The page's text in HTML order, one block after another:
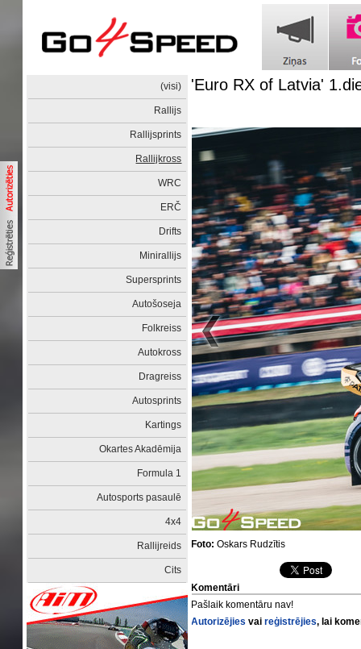
(visi)
Rallijs
Rallijsprints
Rallijkross
WRC
ERČ
Drifts
Minirallijs
Supersprints
Autošoseja
Folkreiss
Autokross
Dragreiss
Autosprints
Kartings
Okartes Akadēmija
Formula 1
Autosports pasaulē
4x4
Rallijreids
Cits
'Euro RX of Latvia'
Foto: Oskars Rudzītis
Komentāri
Pašlaik komentāru nav!
Autorizējies vaireģistrējies, lai